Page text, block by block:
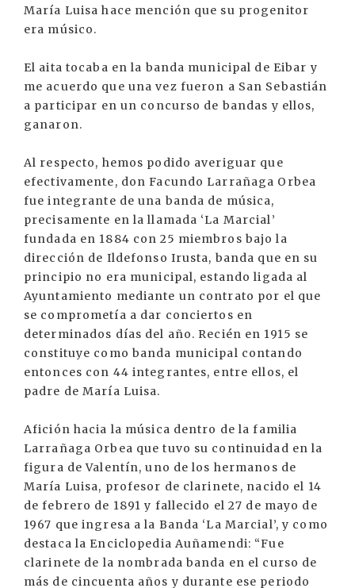
María Luisa hace mención que su progenitor
era músico.
El aita tocaba en la banda municipal de Eibar y
me acuerdo que una vez fueron a San Sebastián
a participar en un concurso de bandas y ellos,
ganaron.
Al respecto, hemos podido averiguar que
efectivamente, don Facundo Larrañaga Orbea
fue integrante de una banda de música,
precisamente en la llamada ‘La Marcial’
fundada en 1884 con 25 miembros bajo la
dirección de Ildefonso Irusta, banda que en su
principio no era municipal, estando ligada al
Ayuntamiento mediante un contrato por el que
se comprometía a dar conciertos en
determinados días del año. Recién en 1915 se
constituye como banda municipal contando
entonces con 44 integrantes, entre ellos, el
padre de María Luisa.
Afición hacia la música dentro de la familia
Larrañaga Orbea que tuvo su continuidad en la
figura de Valentín, uno de los hermanos de
María Luisa, profesor de clarinete, nacido el 14
de febrero de 1891 y fallecido el 27 de mayo de
1967 que ingresa a la Banda ‘La Marcial’, y como
destaca la Enciclopedia Auñamendi: “Fue
clarinete de la nombrada banda en el curso de
más de cincuenta años y durante ese periodo